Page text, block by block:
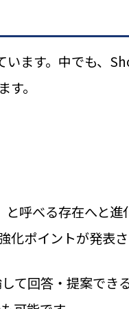
います。中でも、
。
呼べる存在へと
ポイントが発表さ
て回答・提案でき